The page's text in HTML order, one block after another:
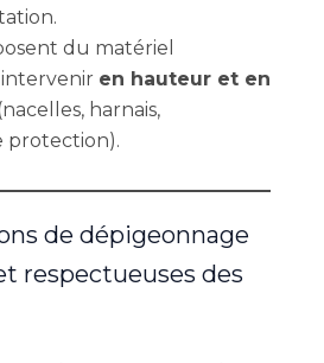
du matériel
en hauteur et en
harnais,
protection).
de dépigeonnage
respectueuses des